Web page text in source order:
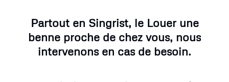
Partout en Singrist, le Louer une
benne proche de chez vous, nous
intervenons en cas de besoin.